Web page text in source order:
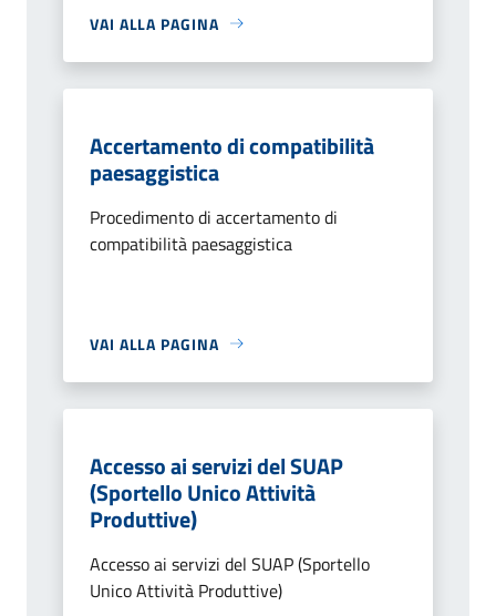
VAI ALLA PAGINA
Accertamento di compatibilità
paesaggistica
Procedimento di accertamento di
compatibilità paesaggistica
VAI ALLA PAGINA
Accesso ai servizi del SUAP
(Sportello Unico Attività
Produttive)
Accesso ai servizi del SUAP (Sportello
Unico Attività Produttive)